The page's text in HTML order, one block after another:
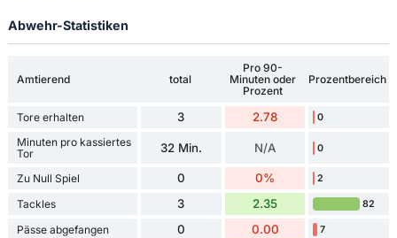
Abwehr-Statistiken
Amtierend total
Pro 90-
Minuten oder
Prozent
Prozentbereich
Tore erhalten 3 2.78 0
Minuten pro kassiertes
Tor
32 Min. N/A 0
Zu Null Spiel 0 0% 2
Tackles 3 2.35 82
Pässe abgefangen 0 0.00 7